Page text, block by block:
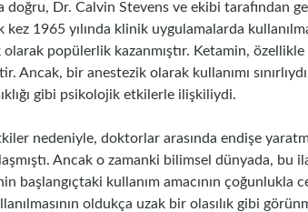
doğru, Dr. Calvin Stevens ve ekibi tarafından
1965 yılında klinik uygulamalarda
popülerlik kazanmıştır. Ketamin,
Ancak, bir anestezik olarak kullanımı
gibi psikolojik etkilerle ilişkiliydi.
nedeniyle, doktorlar arasında endişe
Ancak o zamanki bilimsel dünyada,
başlangıçtaki kullanım amacının çoğunlukla
oldukça uzak bir olasılık gibi